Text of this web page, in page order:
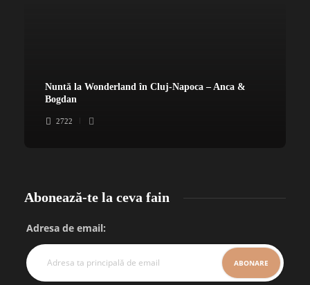
Nuntă la Wonderland în Cluj-Napoca – Anca &
Bogdan
2722
Abonează-te la ceva fain
Adresa de email: